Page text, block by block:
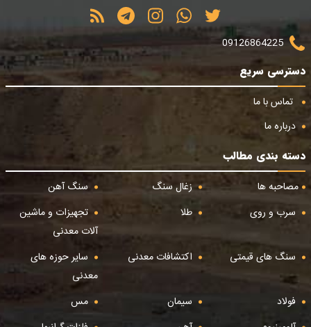
09126864225
دسترسی سریع
تماس با ما
درباره ما
دسته بندی مطالب
مصاحبه ها
زغال سنگ
سنگ آهن
سرب و روی
طلا
تجهیزات و ماشین
آلات معدنی
سنگ های قیمتی
اکتشافات معدنی
سایر حوزه های
معدنی
فولاد
سیمان
مس